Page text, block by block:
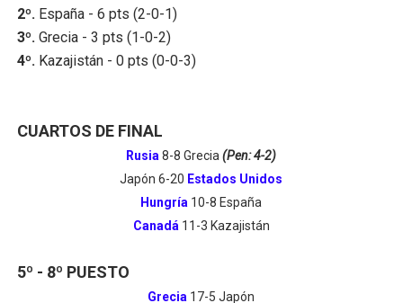
2º. España - 6 pts (2-0-1)
3º.Grecia - 3 pts (1-0-2)
4º. Kazajistán - 0 pts (0-0-3)
CUARTOS DE FINAL
Rusia8-8 Grecia(Pen: 4-2)
Japón 6-20 Estados Unidos
Hungría 10-8 España
Canadá 11-3 Kazajistán
5º - 8º PUESTO
Grecia 17-5 Japón